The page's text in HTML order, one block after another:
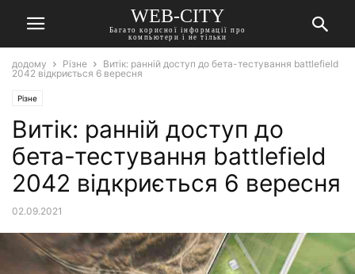
WEB-CITY
Багато корисної інформації про
компьютери і не тільки
додому Різне
Витік: ранній доступ до бета-тестування battlefield
2042 відкриється 6 вересня
Різне
Витік: ранній доступ до
бета-тестування battlefield
2042 відкриється 6 вересня
02.09.2021